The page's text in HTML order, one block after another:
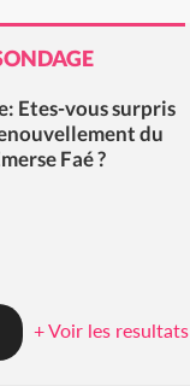
Etes-vous surpris
du
Faé ?
+ Voir les resultats